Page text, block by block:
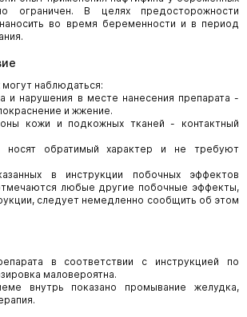
ограничен. В целях предосторожности
во время беременности и в период
могут наблюдаться:
и нарушения в месте нанесения препарата -
и жжение.
кожи и подкожных тканей - контактный
носят обратимый характер и не требуют
в инструкции побочных эффектов
любые другие побочные эффекты,
следует немедленно сообщить об этом
в соответствии с инструкцией по
маловероятна.
внутрь показано промывание желудка,